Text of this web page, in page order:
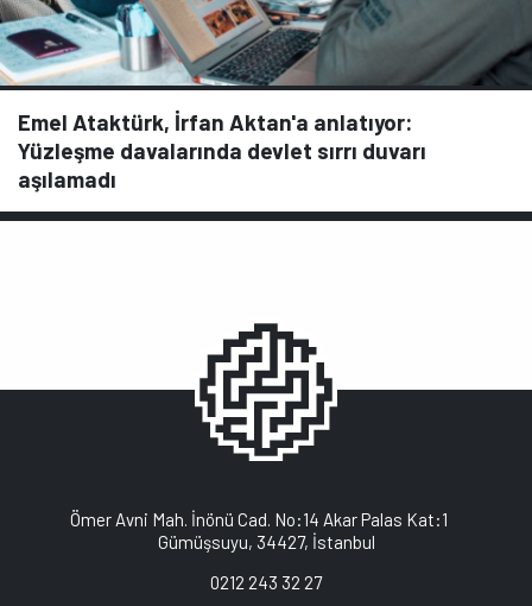
Emel Ataktürk, İrfan Aktan'a anlatıyor:
Yüzleşme davalarında devlet sırrı duvarı
aşılamadı
Ömer Avni Mah. İnönü Cad. No:14 Akar Palas Kat:1
Gümüşsuyu, 34427, İstanbul
0212 243 32 27